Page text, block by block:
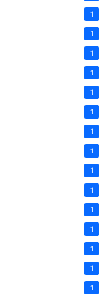
1
1
1
1
1
1
1
1
1
1
1
1
1
1
1